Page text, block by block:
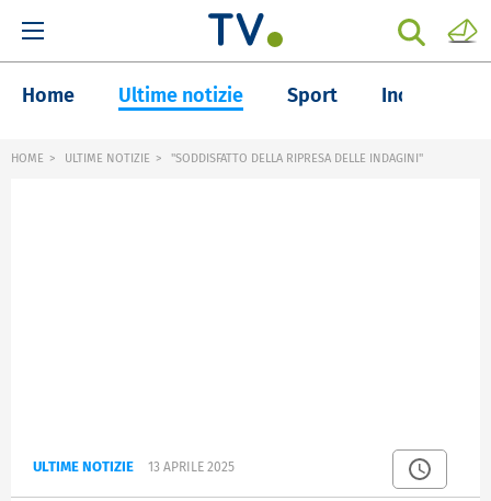
Home Ultime notizie Sport Inchieste
HOME ULTIME NOTIZIE "SODDISFATTO DELLA RIPRESA DELLE INDAGINI"
ULTIME NOTIZIE 13 APRILE 2025